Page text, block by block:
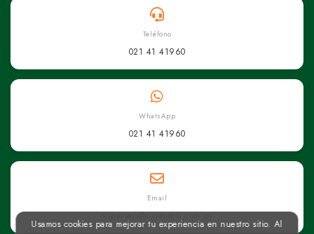
Teléfono
021 41 41960
WhatsApp
021 41 41960
Email
superseis@superseis.com.py
Usamos cookies para mejorar tu experiencia en nuestro sitio. Al